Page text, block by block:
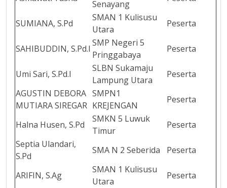
Senayang
SUMIANA, S.Pd
SMAN 1 Kulisusu
Utara
Peserta
SAHIBUDDIN, S.Pd.I
SMP Negeri 5
Pringgabaya
Peserta
Umi Sari, S.Pd.I
SLBN Sukamaju
Lampung Utara
Peserta
AGUSTIN DEBORA
MUTIARA SIREGAR
SMPN1
KREJENGAN
Peserta
Halna Husen, S.Pd
SMKN 5 Luwuk
Timur
Peserta
Septia Ulandari,
S.Pd
SMA N 2 Seberida Peserta
ARIFIN, S.Ag
SMAN 1 Kulisusu
Utara
Peserta